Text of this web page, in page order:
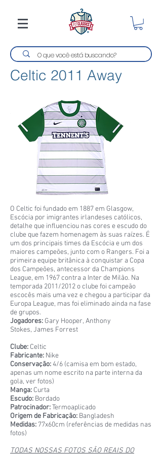
Celtic 2011 Away
O Celtic foi fundado em 1887 em Glasgow,
Escócia por imigrantes irlandeses católicos,
detalhe que influenciou nas cores e escudo do
clube que fazem homenagem às suas raízes. É
um dos principais times da Escócia e um dos
maiores campeões, junto com o Rangers. Foi a
primeira equipe britânica à conquistar a Copa
dos Campeões, antecessor da Champions
League, em 1967 contra a Inter de Milão. Na
temporada 2011/2012 o clube foi campeão
escocês mais uma vez e chegou a participar da
Europa League, mas foi eliminado ainda na fase
de grupos.
Jogadores: Gary Hooper, Anthony
Stokes, James Forrest
Clube: Celtic
Fabricante: Nike
Conservação:4/6 (camisa em bom estado,
apenas um nome escrito na parte interna da
gola, ver fotos)
Manga: Curta
Escudo: Bordado
Patrocinador:Termoaplicado
Origem de Fabricação: Bangladesh
Medidas: 77x60cm (referências de medidas nas
fotos)
TODAS NOSSAS FOTOS SÃO REAIS DO